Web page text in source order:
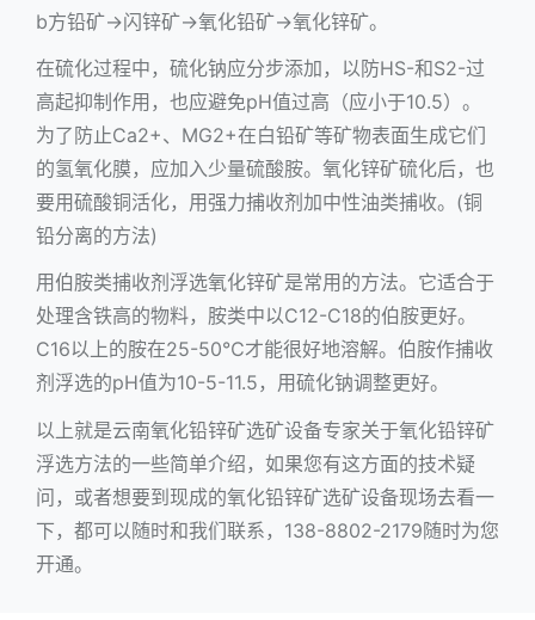
b方铅矿→闪锌矿→氧化铅矿→氧化锌矿。
在硫化过程中，硫化钠应分步添加，以防HS-和S2-过
高起抑制作用，也应避免pH值过高（应小于10.5）。
为了防止Ca2+、MG2+在白铅矿等矿物表面生成它们
的氢氧化膜，应加入少量硫酸胺。氧化锌矿硫化后，也
要用硫酸铜活化，用强力捕收剂加中性油类捕收。(铜
铅分离的方法)
用伯胺类捕收剂浮选氧化锌矿是常用的方法。它适合于
处理含铁高的物料，胺类中以C12-C18的伯胺更好。
C16以上的胺在25-50℃才能很好地溶解。伯胺作捕收
剂浮选的pH值为10-5-11.5，用硫化钠调整更好。
以上就是云南氧化铅锌矿选矿设备专家关于氧化铅锌矿
浮选方法的一些简单介绍，如果您有这方面的技术疑
问，或者想要到现成的氧化铅锌矿选矿设备现场去看一
下，都可以随时和我们联系，138-8802-2179随时为您
开通。